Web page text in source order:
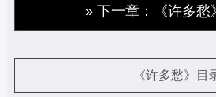
» 下一章：《许多愁
《许多愁》目